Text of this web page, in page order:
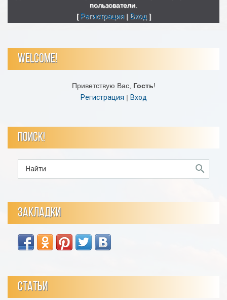
пользователи.
[ Регистрация| Вход ]
WELCOME!
Приветствую Вас, Гость!
Регистрация | Вход
ПОИСК!
ЗАКЛАДКИ
СТАТЬИ